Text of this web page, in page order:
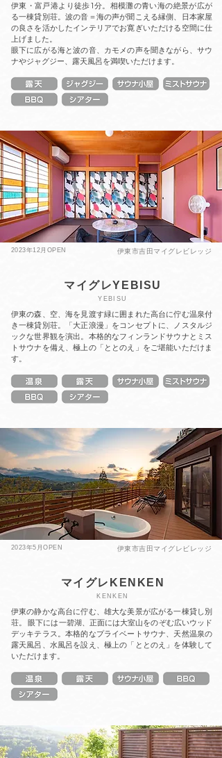
伊東・富戸港より徒歩1分。相模灘の青い海の絶景が広が
る一棟貸別荘。波の音＝海の声が聞こえる縁側、日本家屋
の良さを活かしたインテリアでお寛ぎいただける空間に仕
上げました。
眼下に広がる海と波の音、カモメの声を聞きながら、サウ
ナやジャグジー、露天風呂を満喫いただけます。
2023年12月OPEN 伊東市吉田マイグレビレッジ
マイグレYEBISU
YEBISU
伊東の森、空、海を見渡す緑に囲まれた高台に佇む温泉付
き一棟貸別荘。「大正浪漫」をコンセプトに、ノスタルジ
ックな世界観を演出。本格的なフィンランドサウナとミス
トサウナを備え、極上の「ととのえ」をご堪能いただけま
す。
2023年5月OPEN 伊東市吉田マイグレビレッジ
マイグレKENKEN
KENKEN
伊東の静かな高台に佇む、雄大な美景が広がる一棟貸し別
荘。 眼下には一碧湖、正面には大室山をのぞむ広いウッド
デッキテラス。本格的なプライベートサウナ、天然温泉の
露天風呂、水風呂を設え、極上の「ととのえ」を体験して
いただけます。